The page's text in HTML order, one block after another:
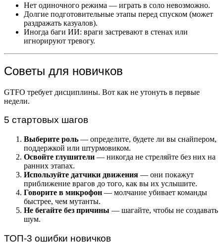
Нет одиночного режима — играть в соло невозможно.
Долгие подготовительные этапы перед спуском (может
раздражать казуалов).
Иногда баги ИИ: враги застревают в стенах или
игнорируют тревогу.
Советы для новичков
GTFO требует дисциплины. Вот как не утонуть в первые
недели.
5 стартовых шагов
Выберите роль — определите, будете ли вы снайпером,
поддержкой или штурмовиком.
Освойте глушители — никогда не стреляйте без них на
ранних этапах.
Используйте датчики движения — они покажут
приближение врагов до того, как вы их услышите.
Говорите в микрофон — молчание убивает команды
быстрее, чем мутанты.
Не бегайте без причины — шагайте, чтобы не создавать
шум.
ТОП-3 ошибки новичков